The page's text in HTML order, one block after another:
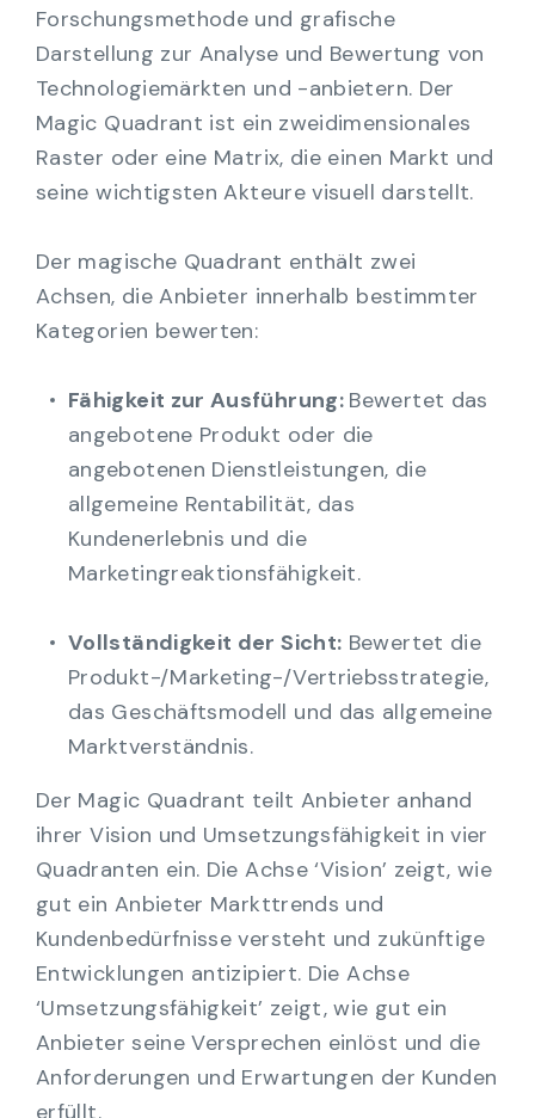
Forschungsmethode und grafische
Darstellung zur Analyse und Bewertung von
Technologiemärkten und -anbietern. Der
Magic Quadrant ist ein zweidimensionales
Raster oder eine Matrix, die einen Markt und
seine wichtigsten Akteure visuell darstellt.
Der magische Quadrant enthält zwei
Achsen, die Anbieter innerhalb bestimmter
Kategorien bewerten:
Fähigkeit zur Ausführung: Bewertet das
angebotene Produkt oder die
angebotenen Dienstleistungen, die
allgemeine Rentabilität, das
Kundenerlebnis und die
Marketingreaktionsfähigkeit.
Vollständigkeit der Sicht: Bewertet die
Produkt-/Marketing-/Vertriebsstrategie,
das Geschäftsmodell und das allgemeine
Marktverständnis.
Der Magic Quadrant teilt Anbieter anhand
ihrer Vision und Umsetzungsfähigkeit in vier
Quadranten ein. Die Achse ‘Vision’ zeigt, wie
gut ein Anbieter Markttrends und
Kundenbedürfnisse versteht und zukünftige
Entwicklungen antizipiert. Die Achse
‘Umsetzungsfähigkeit’ zeigt, wie gut ein
Anbieter seine Versprechen einlöst und die
Anforderungen und Erwartungen der Kunden
erfüllt.